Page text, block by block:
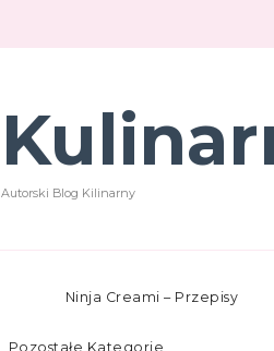
Autorski Blog Kilinarny
Ninja Creami – Przepisy
Pozostałe Kategorie